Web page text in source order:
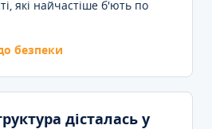
які найчастіше б'ють по
безпеки
дісталась у